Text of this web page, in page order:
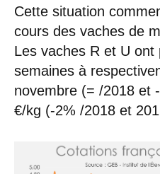
Cette situation
cours des vaches de
Les vaches R et U
semaines à
novembre (= /2018 et
€/kg (-2% /2018 et